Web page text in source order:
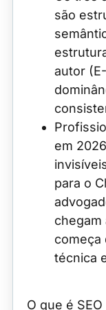
são
autor
em
para o
chegam
começa
técnica
O que é